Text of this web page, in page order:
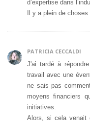
d’expertise dans
Il y a plein de choses
PATRICIA CECCALDI
J'ai tardé à
travail avec une
ne sais pas
moyens financiers
initiatives.
Alors, si cela venait